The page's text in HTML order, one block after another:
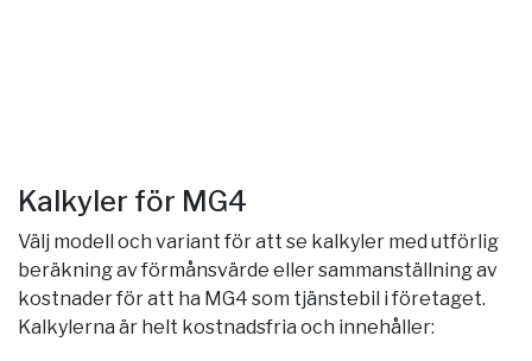
Kalkyler för MG4
Välj modell och variant för att se kalkyler med utförlig
beräkning av förmånsvärde eller sammanställning av
kostnader för att ha MG4 som tjänstebil i företaget.
Kalkylerna är helt kostnadsfria och innehåller: